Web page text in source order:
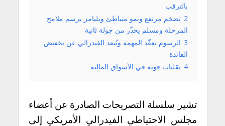
بالترقب
2 تضخم مرتفع ونمو متباطئ ويليامز يرسم ملامح
المرحلة ومسلم يحذّر من جولة ثانية
3 الرسوم تعقّد المهمة وتُبعد الفيدرالي عن تخفيض
الفائدة
4 تقلبات قوية في الأسواق المالية
تشير سلسلة التصريحات الصادرة عن أعضاء
مجلس الاحتياطي الفيدرالي الأمريكي إلى